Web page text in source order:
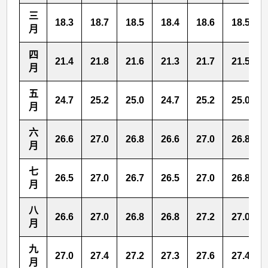
三
月
18.3 18.7 18.5 18.4 18.6 18.5
四
月
21.4 21.8 21.6 21.3 21.7 21.5
五
月
24.7 25.2 25.0 24.7 25.2 25.0
六
月
26.6 27.0 26.8 26.6 27.0 26.8
七
月
26.5 27.0 26.7 26.5 27.0 26.8
八
月
26.6 27.0 26.8 26.8 27.2 27.0
九
月
27.0 27.4 27.2 27.3 27.6 27.4